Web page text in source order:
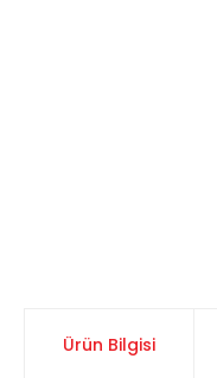
Ürün Bilgisi